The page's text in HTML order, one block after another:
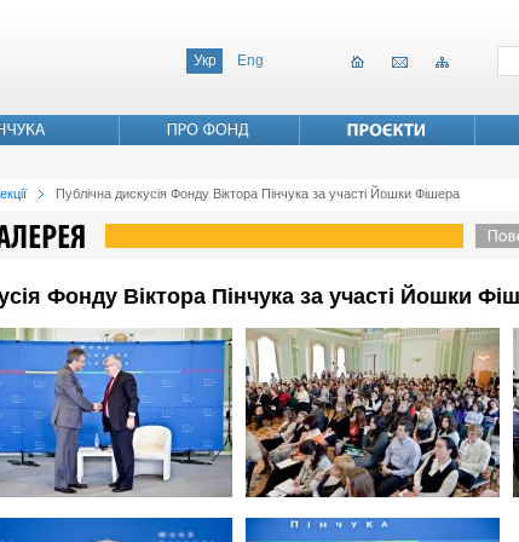
Укр Eng
Публічна дискусія Фонду Віктора Пінчука за участі Йошки Фішера
Фонду Віктора Пінчука за участі Йошки